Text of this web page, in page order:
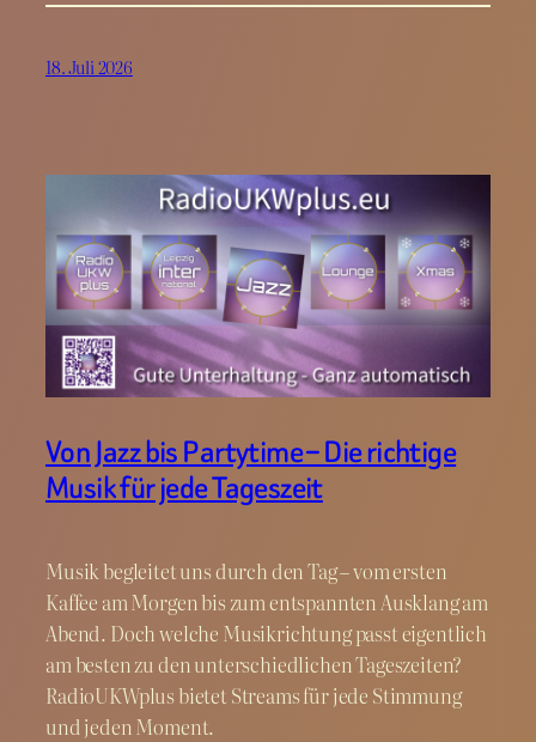
18. Juli 2026
Von Jazz bis Partytime – Die richtige
Musik für jede Tageszeit
Musik begleitet uns durch den Tag – vom ersten
Kaffee am Morgen bis zum entspannten Ausklang am
Abend. Doch welche Musikrichtung passt eigentlich
am besten zu den unterschiedlichen Tageszeiten?
RadioUKWplus bietet Streams für jede Stimmung
und jeden Moment.